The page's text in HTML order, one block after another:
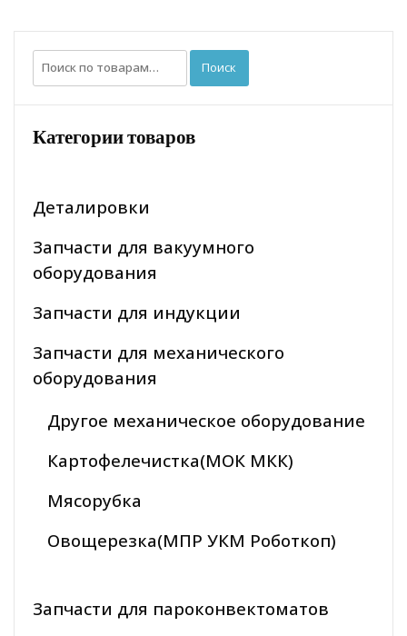
Искать: Поиск
Категории товаров
Деталировки
Запчасти для вакуумного
оборудования
Запчасти для индукции
Запчасти для механического
оборудования
Другое механическое оборудование
Картофелечистка(МОК МКК)
Мясорубка
Овощерезка(МПР УКМ Роботкоп)
Запчасти для пароконвектоматов